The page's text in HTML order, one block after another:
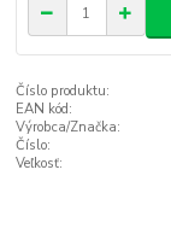
Číslo produktu:
EAN kód:
Výrobca/Značka:
Číslo:
Veľkosť: